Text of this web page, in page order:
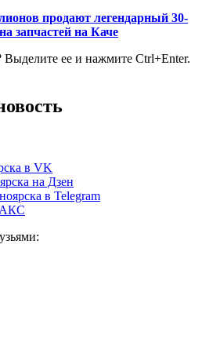
продают легендарный 30-
запчастей на Каче
ее и нажмите Ctrl+Enter.
в VK
на Дзен
в Telegram